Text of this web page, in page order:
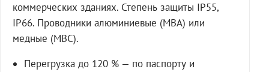
коммерческих зданиях. Степень защиты IP55,
IP66. Проводники алюминиевые (МВА) или
медные (МВС).
Перегрузка до 120 % — по паспорту и